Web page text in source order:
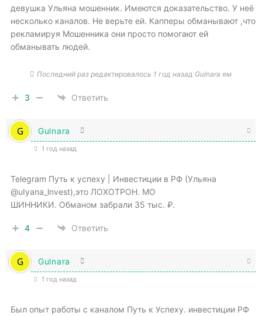
девушка Ульяна мошенник. Имеются доказательство. У неё
несколько каналов. Не верьте ей. Капперы обманывают ,что
рекламируя Мошенника они просто помогают ей
обманывать людей.
Последний раз редактировалось 1 год назад Gulnara ем
3 Ответить
Gulnara
1 год назад
Telegram Путь к успеху | Инвестиции в РФ (Ульяна
@uIyana_lnvest),это ЛОХОТРОН. МО
ШИННИКИ. Обманом забрали 35 тыс. ₽.
4 Ответить
Gulnara
1 год назад
Был опыт работы с каналом Путь к Успеху. инвестиции РФ